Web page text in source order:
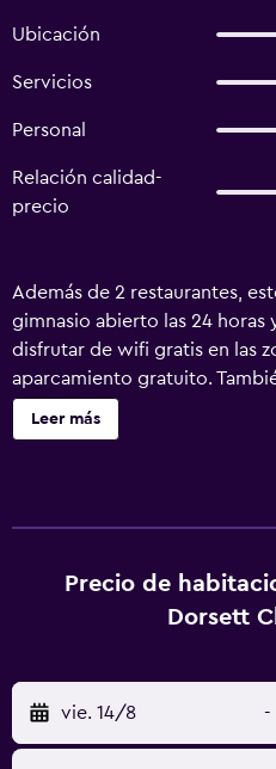
Ubicación
Servicios
Personal
Relación calidad-
precio
Además de 2 restaurantes,
gimnasio abierto las 24 horas
disfrutar de wifi gratis en las
aparcamiento gratuito.
en la azotea, un centro de
Dorsett Chengdu ofrece 556
el tipo de almohada. Se
canales por cable. Los
gratuitos. Los huéspedes
gracias a nuestro acceso a
wifi). Los servicios para las
Leer más
Precio de
Dorsett
vie. 14/8 -